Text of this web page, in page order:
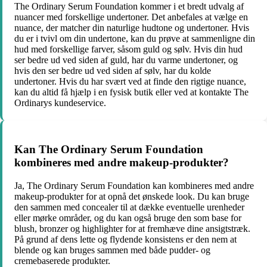
The Ordinary Serum Foundation kommer i et bredt udvalg af
nuancer med forskellige undertoner. Det anbefales at vælge en
nuance, der matcher din naturlige hudtone og undertoner. Hvis
du er i tvivl om din undertone, kan du prøve at sammenligne din
hud med forskellige farver, såsom guld og sølv. Hvis din hud
ser bedre ud ved siden af guld, har du varme undertoner, og
hvis den ser bedre ud ved siden af sølv, har du kolde
undertoner. Hvis du har svært ved at finde den rigtige nuance,
kan du altid få hjælp i en fysisk butik eller ved at kontakte The
Ordinarys kundeservice.
Kan The Ordinary Serum Foundation
kombineres med andre makeup-produkter?
Ja, The Ordinary Serum Foundation kan kombineres med andre
makeup-produkter for at opnå det ønskede look. Du kan bruge
den sammen med concealer til at dække eventuelle urenheder
eller mørke områder, og du kan også bruge den som base for
blush, bronzer og highlighter for at fremhæve dine ansigtstræk.
På grund af dens lette og flydende konsistens er den nem at
blende og kan bruges sammen med både pudder- og
cremebaserede produkter.